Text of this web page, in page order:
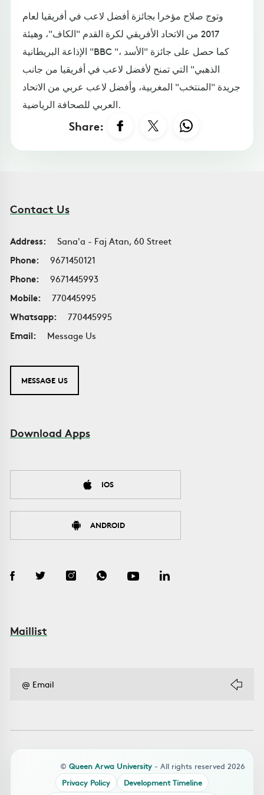
وتوج صلاح مؤخرا بجائزة أفضل لاعب في أفريقيا لعام
2017 من الاتحاد الأفريقي لكرة القدم "الكاف"، وهيئة
الإذاعة البريطانية "BBC "، كما حصل على جائزة "الأسد
الذهبي" التي تمنح لأفضل لاعب في أفريقيا من جانب
جريدة "المنتخب" المغربية، وأفضل لاعب عربي من الاتحاد
العربي للصحافة الرياضية.
Share:
Contact Us
Address:
Sana'a - Faj Atan, 60 Street
Phone:
9671450121
Phone:
9671445993
Mobile:
770445995
Whatsapp:
770445995
Email:
Message Us
MESSAGE US
Download Apps
IOS
ANDROID
Maillist
© Queen Arwa University - All rights reserved 2026
Privacy Policy
Development Timeline